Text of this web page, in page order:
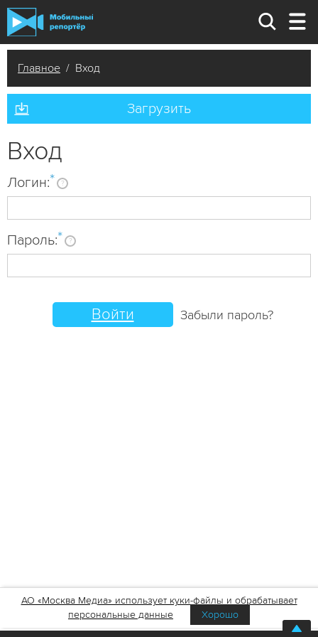
Главное / Вход
Загрузить
Вход
Логин:* ?
Пароль:* ?
Забыли пароль?
АО «Москва Медиа» использует куки-файлы и обрабатывает
персональные данные
Хорошо